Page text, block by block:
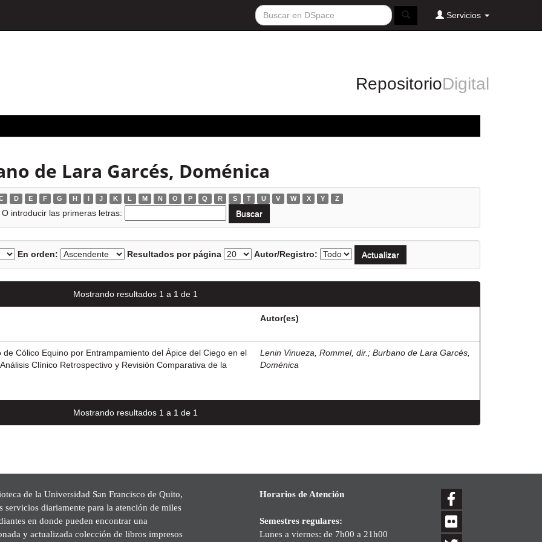
Servicios
RepositorioDigital
de Lara Garcés, Doménica
D E F G H I J K L M N O P Q R S T U V W X Y Z
O introducir las primeras letras:
En orden: Resultados por página Autor/Registro:
Mostrando resultados 1 a 1 de 1
Autor(es)
de Cólico Equino por Entrampamiento del Ápice del Ciego en el
Clínico Retrospectivo y Revisión Comparativa de la
Lenin Vinueza, Rommel, dir. ; Burbano de Lara Garcés,
Doménica
Mostrando resultados 1 a 1 de 1
de la Universidad San Francisco de Quito,
servicios diariamente para la atención de miles
en donde pueden encontrar una
y actualizada colección de libros impresos
Horarios de Atención
Semestres regulares:
Lunes a viernes: de 7h00 a 21h00